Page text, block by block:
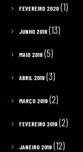
FEVEREIRO 2020(1)
JUNHO 2019(13)
MAIO 2019(5)
ABRIL 2019(3)
MARÇO 2019(2)
FEVEREIRO 2019(2)
JANEIRO 2019(12)